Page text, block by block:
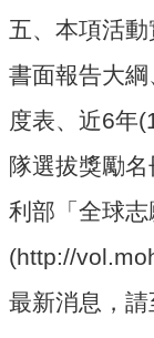
會
處
五、本項活動
書面報告大
度表、近6年
隊選拔獎勵
利部「全球志
(http://
最新消息，請